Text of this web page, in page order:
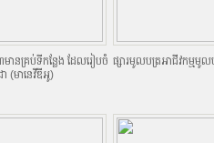
នគ្រប់ទីកន្លែង ដែលរៀបចំ
(មានេវីឌីអូ)
ផ្សារមូលបត្រ​​​​​​​​​​អាជីវកម្មមូល